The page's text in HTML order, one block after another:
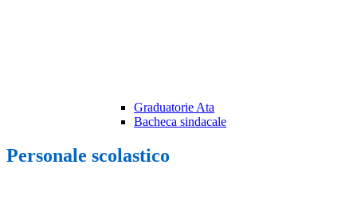
Graduatorie Ata
Bacheca sindacale
Personale scolastico